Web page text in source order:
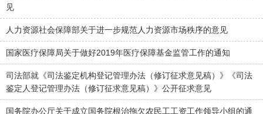
见
人力资源社会保障部关于进一步规范人力资源市场秩序的意见
国家医疗保障局关于做好2019年医疗保障基金监管工作的通知
司法部就《司法鉴定机构登记管理办法（修订征求意见稿）》《司法
鉴定人登记管理办法（修订征求意见稿）》公开征求意见
国务院办公厅关于成立国务院根治拖欠农民工工资工作领导小组的通